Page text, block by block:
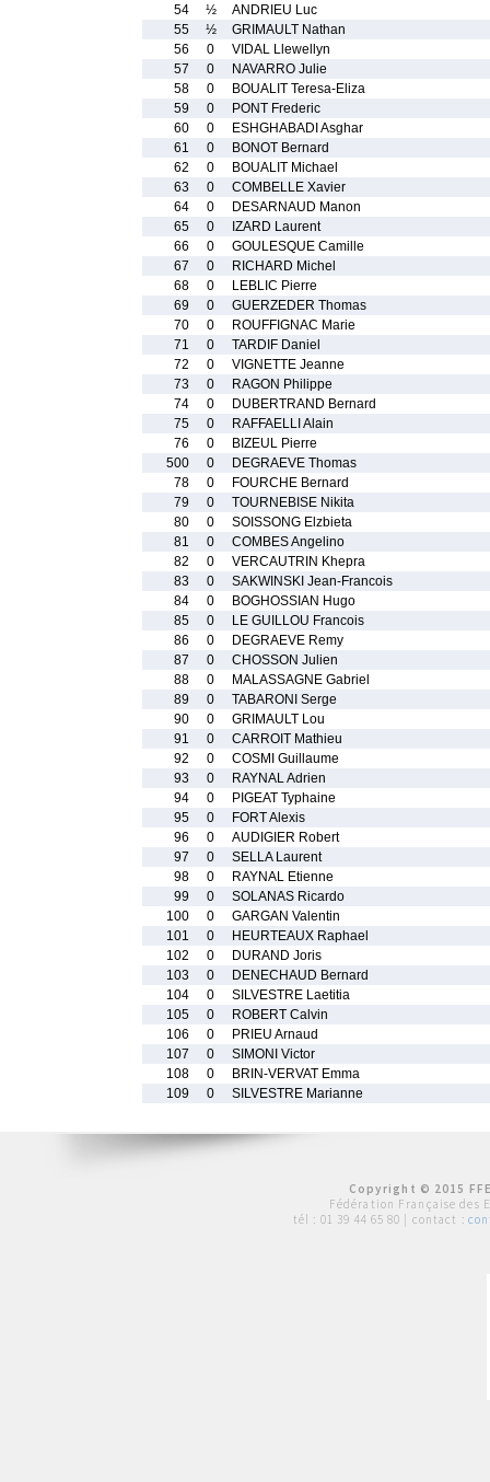
54
½
ANDRIEU Luc
55
½
GRIMAULT Nathan
56
0
VIDAL Llewellyn
57
0
NAVARRO Julie
58
0
BOUALIT Teresa-Eliza
59
0
PONT Frederic
60
0
ESHGHABADI Asghar
61
0
BONOT Bernard
62
0
BOUALIT Michael
63
0
COMBELLE Xavier
64
0
DESARNAUD Manon
65
0
IZARD Laurent
66
0
GOULESQUE Camille
67
0
RICHARD Michel
68
0
LEBLIC Pierre
69
0
GUERZEDER Thomas
70
0
ROUFFIGNAC Marie
71
0
TARDIF Daniel
72
0
VIGNETTE Jeanne
73
0
RAGON Philippe
74
0
DUBERTRAND Bernard
75
0
RAFFAELLI Alain
76
0
BIZEUL Pierre
500
0
DEGRAEVE Thomas
78
0
FOURCHE Bernard
79
0
TOURNEBISE Nikita
80
0
SOISSONG Elzbieta
81
0
COMBES Angelino
82
0
VERCAUTRIN Khepra
83
0
SAKWINSKI Jean-Francois
84
0
BOGHOSSIAN Hugo
85
0
LE GUILLOU Francois
86
0
DEGRAEVE Remy
87
0
CHOSSON Julien
88
0
MALASSAGNE Gabriel
89
0
TABARONI Serge
90
0
GRIMAULT Lou
91
0
CARROIT Mathieu
92
0
COSMI Guillaume
93
0
RAYNAL Adrien
94
0
PIGEAT Typhaine
95
0
FORT Alexis
96
0
AUDIGIER Robert
97
0
SELLA Laurent
98
0
RAYNAL Etienne
99
0
SOLANAS Ricardo
100
0
GARGAN Valentin
101
0
HEURTEAUX Raphael
102
0
DURAND Joris
103
0
DENECHAUD Bernard
104
0
SILVESTRE Laetitia
105
0
ROBERT Calvin
106
0
PRIEU Arnaud
107
0
SIMONI Victor
108
0
BRIN-VERVAT Emma
109
0 SILVESTRE Marianne
Copyright © 2015
Fédération Française des
tél : 01 39 44 65 80 | contact :